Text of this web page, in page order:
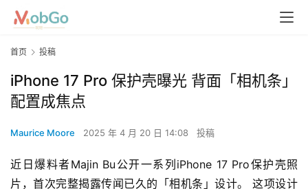
首页 投稿
iPhone 17 Pro 保护壳曝光 背面「相机条」
配置成焦点
Maurice Moore 2025 年 4 月 20 日 14:08 投稿
近日爆料者Majin Bu公开一系列iPhone 17 Pro保护壳照
片，首次完整揭露传闻已久的「相机条」设计。 这项设计